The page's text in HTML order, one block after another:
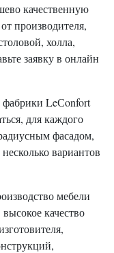
качественную
производителя,
холла,
заявку в онлайн
LeСonfort
для каждого
фасадом,
вариантов
мебели
качество